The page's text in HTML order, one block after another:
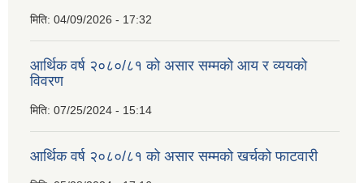
मिति: 04/09/2026 - 17:32
आर्थिक वर्ष २०८०/८१ को असार सम्मको आय र व्ययको
विवरण
मिति: 07/25/2024 - 15:14
आर्थिक वर्ष २०८०/८१ को असार सम्मको खर्चको फाटवारी